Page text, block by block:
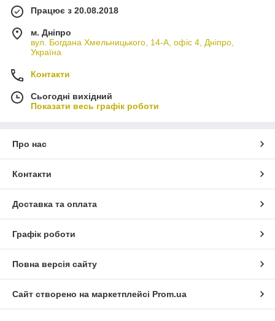
Працює з 20.08.2018
м. Дніпро
вул. Богдана Хмельницького, 14-А, офіс 4, Дніпро,
Україна
Контакти
Сьогодні вихідний
Показати весь графік роботи
Про нас
Контакти
Доставка та оплата
Графік роботи
Повна версія сайту
Сайт створено на маркетплейсі Prom.ua